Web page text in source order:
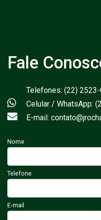
Fale
Telefones: (22)
Celular / WhatsApp:
E-mail:
Nome
Telefone
E-mail